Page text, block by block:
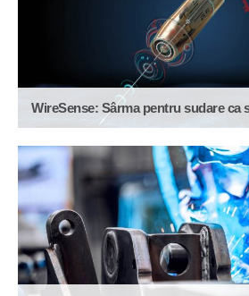
WireSense: Sârma pentru sudare ca